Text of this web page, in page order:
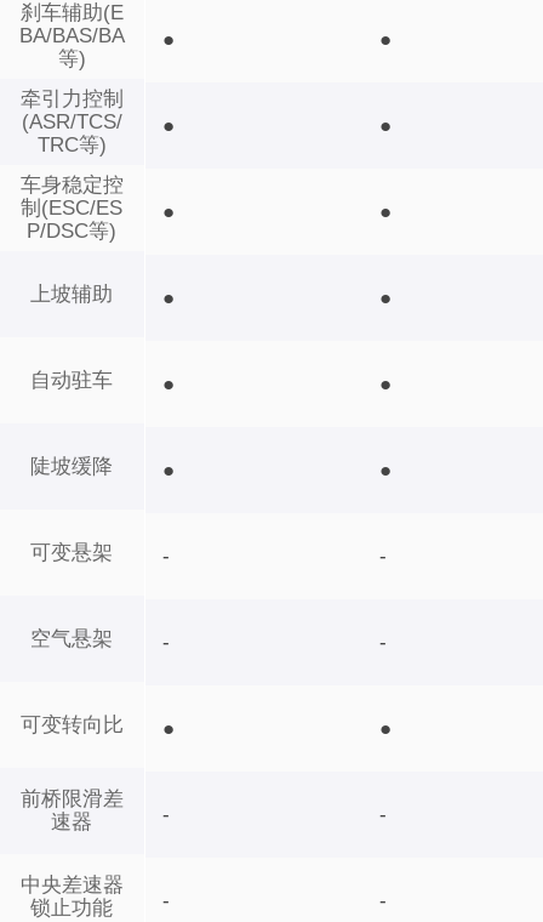
刹车辅助(E
BA/BAS/BA
等)
牵引力控制
(ASR/TCS/
TRC等)
车身稳定控
制(ESC/ES
P/DSC等)
上坡辅助
自动驻车
陡坡缓降
可变悬架
空气悬架
可变转向比
前桥限滑差
速器
中央差速器
锁止功能
● ●
● ●
● ●
● ●
● ●
● ●
- -
- -
● ●
- -
- -